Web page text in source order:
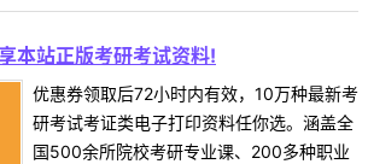
本站正版考研考试资料!
优惠券领取后72小时内有效，10万种最新考
研考试考证类电子打印资料任你选。涵盖全
国500余所院校考研专业课、200多种职业